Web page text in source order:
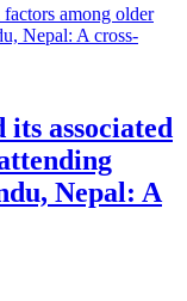
associated
Nepal: A